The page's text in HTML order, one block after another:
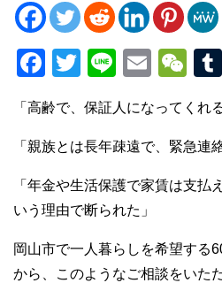
F
c
e
b
o
o
k
T
tt
er
Li
e
E
ail
W
C
h
at
「高齢で、保証人になってくれ
「親族とは長年疎遠で、緊急連
「年金や生活保護で家賃は支払
いう理由で断られた」
岡山市で一人暮らしを希望する
から、このようなご相談をいた